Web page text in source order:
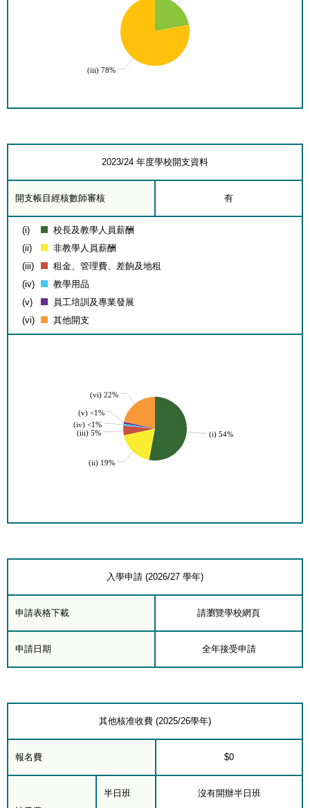
(iii) 78%
2023/24 年度學校開支資料
開支帳目經核數師審核 有
(i)
校長及教學人員薪酬
(ii)
非教學人員薪酬
(iii)
租金、管理費、差餉及地租
(iv)
教學用品
(v)
員工培訓及專業發展
(vi)
其他開支
(vi) 22%
(v) <1%
(iv) <1%
(iii) 5%
(ii) 19%
(i) 54%
入學申請 (2026/27 學年)
申請表格下載 請瀏覽學校網頁
申請日期 全年接受申請
其他核准收費 (2025/26學年)
報名費 $0
半日班 沒有開辦半日班